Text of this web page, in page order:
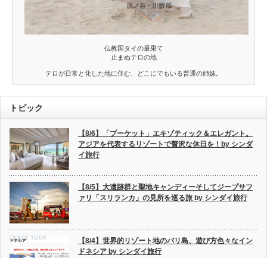
仏教国タイの最果て
止まぬテロの地
テロが日常と化した地に住む、どこにでもいる普通の姉妹。
トピック
【8/6】「プーケット」エキゾティック＆エレガント。
アジアを代表するリゾートで贅沢な休日を！by シンダ
イ旅行
【8/5】大遺跡群と聖地キャンディーそしてジープサフ
ァリ「スリランカ」の見所を巡る旅 by シンダイ旅行
【8/4】世界的リゾート地のバリ島、遊び方色々なイン
ドネシア by シンダイ旅行